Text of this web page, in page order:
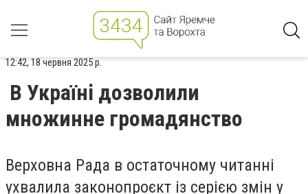
12:42, 18 червня 2025 р.
В Україні дозволили
множинне громадянство
Верховна Рада в остаточному читанні
ухвалила законопроєкт із серією змін у